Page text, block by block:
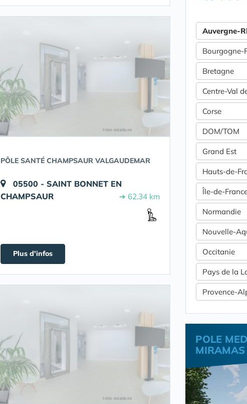
PÔLE SANTÉ CHAMPSAUR VALGAUDEMAR
05500 - SAINT BONNET EN
CHAMPSAUR
➔ 62.34 km
Plus d'infos
Auvergne-
Bourgogne-
Bretagne
Centre-Val
Corse
DOM/TOM
Grand Est
Hauts-de-
Île-de-
Normandie
Nouvelle-
Occitanie
Pays de la
Provence-
POLE
MIRAMAS